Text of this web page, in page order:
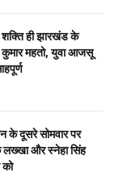
ही झारखंड के
कुमार महतो, युवा आजसू
के दूसरे सोमवार पर
लख्खा और स्नेहा सिंह